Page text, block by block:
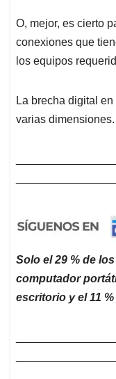
O, mejor, es cierto
conexiones que
los equipos
La brecha digital
varias dimensiones.
Solo el 29 % de
computador
escritorio y el 11